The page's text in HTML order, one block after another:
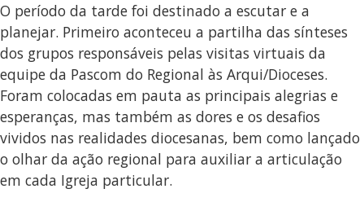
O período da tarde foi destinado a escutar e a
planejar. Primeiro aconteceu a partilha das sínteses
dos grupos responsáveis pelas visitas virtuais da
equipe da Pascom do Regional às Arqui/Dioceses.
Foram colocadas em pauta as principais alegrias e
esperanças, mas também as dores e os desafios
vividos nas realidades diocesanas, bem como lançado
o olhar da ação regional para auxiliar a articulação
em cada Igreja particular.